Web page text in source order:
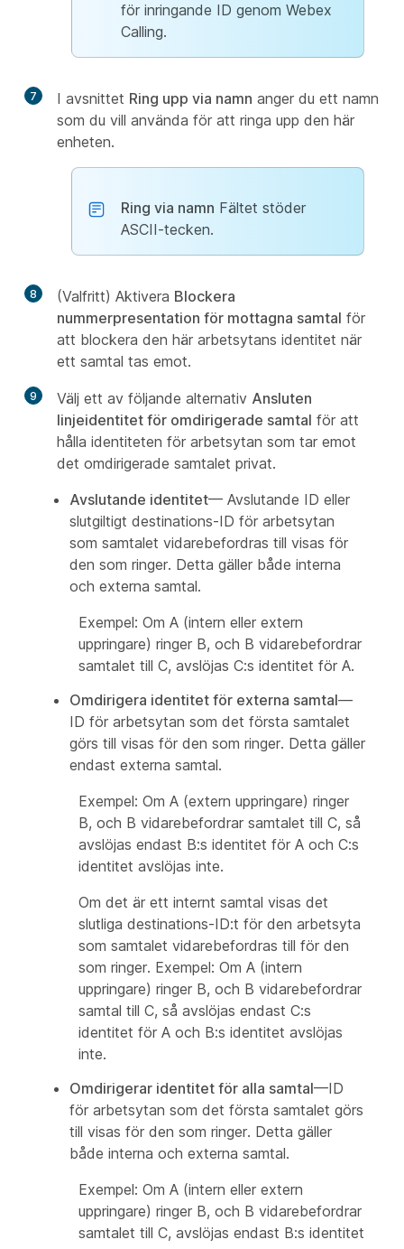
för inringande ID genom Webex
Calling.
7 I avsnittet Ring upp via namn anger du ett namn
som du vill använda för att ringa upp den här
enheten.
Ring via namn Fältet stöder
ASCII-tecken.
8 (Valfritt) Aktivera Blockera
nummerpresentation för mottagna samtal för
att blockera den här arbetsytans identitet när
ett samtal tas emot.
9 Välj ett av följande alternativ Ansluten
linjeidentitet för omdirigerade samtal för att
hålla identiteten för arbetsytan som tar emot
det omdirigerade samtalet privat.
Avslutande identitet— Avslutande ID eller
slutgiltigt destinations-ID för arbetsytan
som samtalet vidarebefordras till visas för
den som ringer. Detta gäller både interna
och externa samtal.
Exempel: Om A (intern eller extern
uppringare) ringer B, och B vidarebefordrar
samtalet till C, avslöjas C:s identitet för A.
Omdirigera identitet för externa samtal—
ID för arbetsytan som det första samtalet
görs till visas för den som ringer. Detta gäller
endast externa samtal.
Exempel: Om A (extern uppringare) ringer
B, och B vidarebefordrar samtalet till C, så
avslöjas endast B:s identitet för A och C:s
identitet avslöjas inte.
Om det är ett internt samtal visas det
slutliga destinations-ID:t för den arbetsyta
som samtalet vidarebefordras till för den
som ringer. Exempel: Om A (intern
uppringare) ringer B, och B vidarebefordrar
samtal till C, så avslöjas endast C:s
identitet för A och B:s identitet avslöjas
inte.
Omdirigerar identitet för alla samtal—ID
för arbetsytan som det första samtalet görs
till visas för den som ringer. Detta gäller
både interna och externa samtal.
Exempel: Om A (intern eller extern
uppringare) ringer B, och B vidarebefordrar
samtalet till C, avslöjas endast B:s identitet